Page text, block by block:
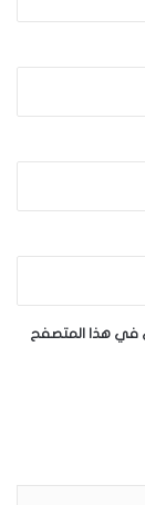
في هذا المتصفح